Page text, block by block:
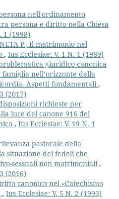
nell'ordinamento
persona e diritto nella Chiesa
1 (1998)
P., Il matrimonio nel
, Ius Ecclesiae: V. 1 N. 1 (1989)
giuridico-canonica
nell’orizzonte della
Aspetti fondamentali,
(2017)
richieste per
luce del canone 916 del
, Ius Ecclesiae: V. 19 N. 1
pastorale della
situazione dei fedeli che
sessuali non matrimoniali,
(2016)
canonico nel «Catechismo
, Ius Ecclesiae: V. 5 N. 2 (1993)